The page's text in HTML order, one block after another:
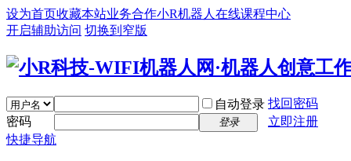
设为首页收藏本站业务合作小R机器人在线课程中心
开启辅助访问 切换到窄版
自动登录 找回密码
密码
登录
立即注册
快捷导航